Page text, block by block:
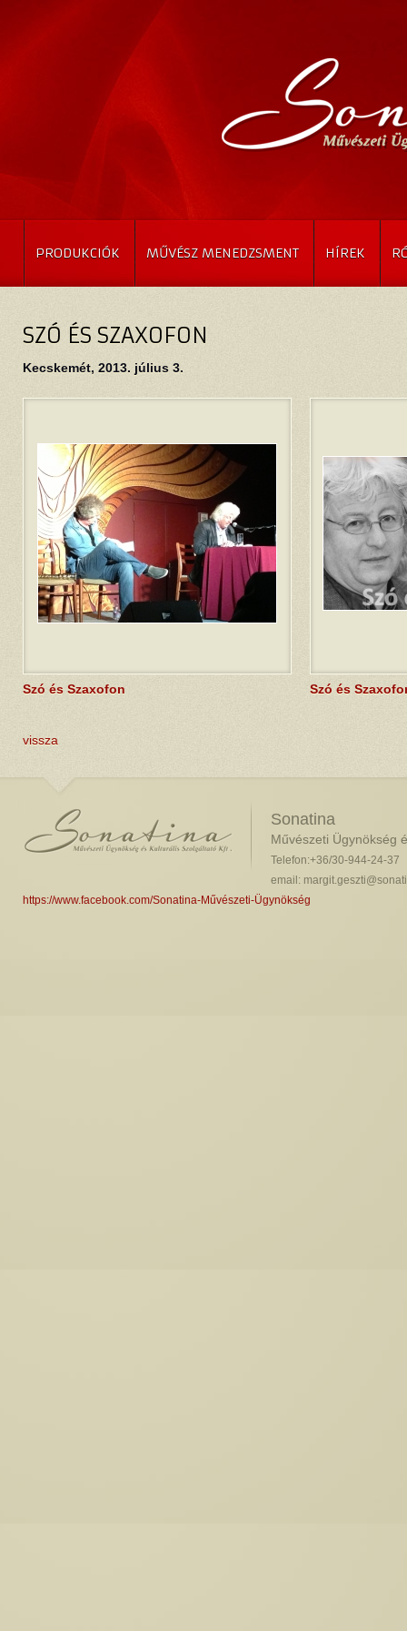
PRODUKCIÓK MŰVÉSZ MENEDZSMENT HÍREK
SZÓ ÉS SZAXOFON
Kecskemét, 2013. július 3.
Szó és Szaxofon Szó és
vissza
Sonatina
Művészeti Ügynökség
Telefon:+36/30-944-24-37
email:
https://www.facebook.com/Sonatina-Művészeti-Ügynökség